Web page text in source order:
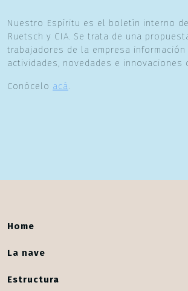
Nuestro Espíritu es el boletín interno
Ruetsch y CIA. Se trata de una
trabajadores de la empresa
actividades, novedades e innovaciones
Conócelo acá.
Home
La nave
Estructura